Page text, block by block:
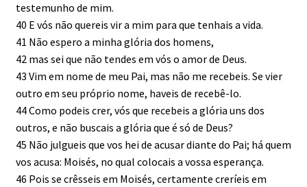
testemunho de mim.
40 E vós não quereis vir a mim para que tenhais a vida.
41 Não espero a minha glória dos homens,
42 mas sei que não tendes em vós o amor de Deus.
43 Vim em nome de meu Pai, mas não me recebeis. Se vier
outro em seu próprio nome, haveis de recebê-lo.
44 Como podeis crer, vós que recebeis a glória uns dos
outros, e não buscais a glória que é só de Deus?
45 Não julgueis que vos hei de acusar diante do Pai; há quem
vos acusa: Moisés, no qual colocais a vossa esperança.
46 Pois se crêsseis em Moisés, certamente creríeis em